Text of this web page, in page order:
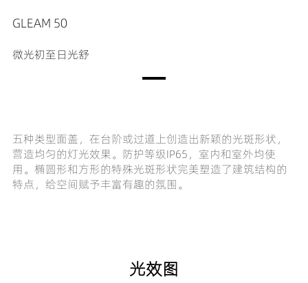
GLEAM 50
微光初至日光舒
五种类型面盖，在台阶或过道上创造出新颖的光斑形状，
营造均匀的灯光效果。防护等级IP65，室内和室外均使
用。椭圆形和方形的特殊光斑形状完美塑造了建筑结构的
特点，给空间赋予丰富有趣的氛围。
光效图